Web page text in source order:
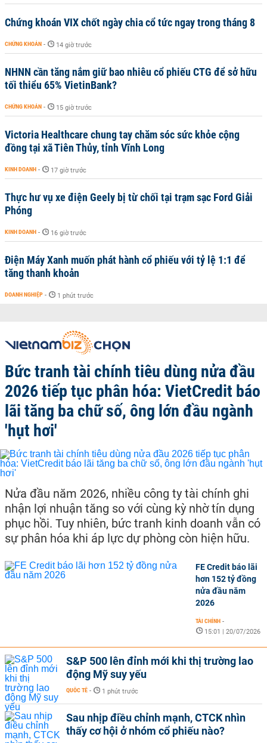
Chứng khoán VIX chốt ngày chia cổ tức ngay trong tháng 8
CHỨNG KHOÁN - 14 giờ trước
NHNN cần tăng nắm giữ bao nhiêu cổ phiếu CTG để sở hữu
tối thiểu 65% VietinBank?
CHỨNG KHOÁN - 15 giờ trước
Victoria Healthcare chung tay chăm sóc sức khỏe cộng
đồng tại xã Tiên Thủy, tỉnh Vĩnh Long
KINH DOANH - 17 giờ trước
Thực hư vụ xe điện Geely bị từ chối tại trạm sạc Ford Giải
Phóng
KINH DOANH - 16 giờ trước
Điện Máy Xanh muốn phát hành cổ phiếu với tỷ lệ 1:1 để
tăng thanh khoản
DOANH NGHIỆP - 1 phút trước
Bức tranh tài chính tiêu dùng nửa đầu
2026 tiếp tục phân hóa: VietCredit báo
lãi tăng ba chữ số, ông lớn đầu ngành
'hụt hơi'
Nửa đầu năm 2026, nhiều công ty tài chính ghi
nhận lợi nhuận tăng so với cùng kỳ nhờ tín dụng
phục hồi. Tuy nhiên, bức tranh kinh doanh vẫn có
sự phân hóa khi áp lực dự phòng còn hiện hữu.
FE Credit báo lãi
hơn 152 tỷ đồng
nửa đầu năm
2026
TÀI CHÍNH -
15:01 | 20/07/2026
S&P 500 lên đỉnh mới khi thị trường lao
động Mỹ suy yếu
QUỐC TẾ - 1 phút trước
Sau nhịp điều chỉnh mạnh, CTCK nhìn
thấy cơ hội ở nhóm cổ phiếu nào?